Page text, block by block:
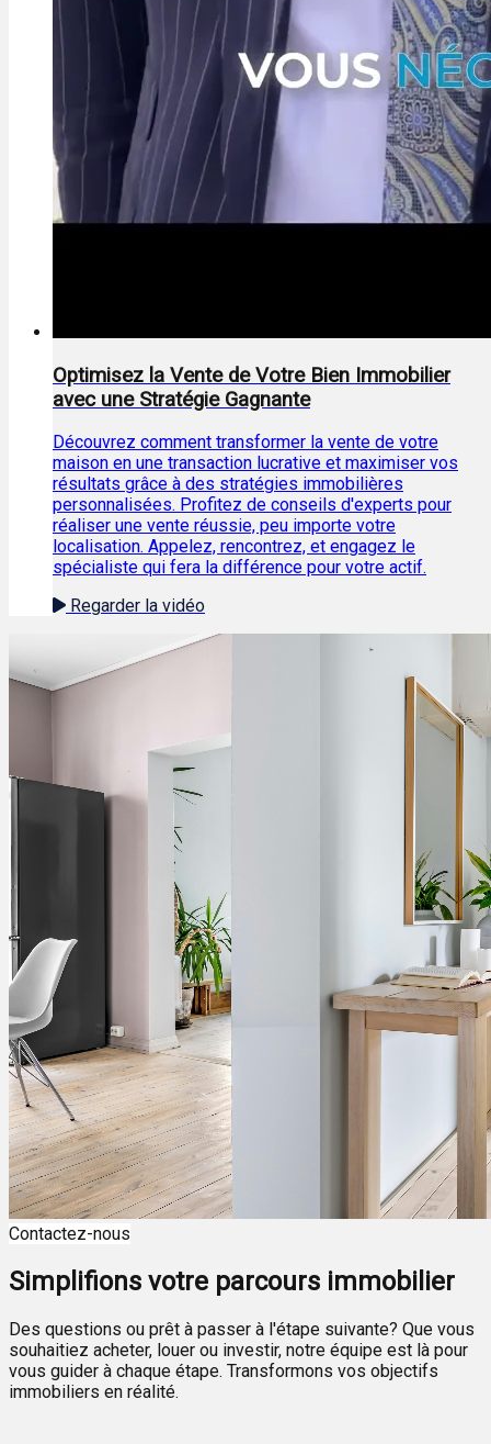
Optimisez la Vente de Votre Bien Immobilier
avec une Stratégie Gagnante
Découvrez comment transformer la vente de votre
maison en une transaction lucrative et maximiser vos
résultats grâce à des stratégies immobilières
personnalisées. Profitez de conseils d'experts pour
réaliser une vente réussie, peu importe votre
localisation. Appelez, rencontrez, et engagez le
spécialiste qui fera la différence pour votre actif.
Regarder la vidéo
Contactez-nous
Simplifions votre parcours immobilier
Des questions ou prêt à passer à l'étape suivante? Que vous
souhaitiez acheter, louer ou investir, notre équipe est là pour
vous guider à chaque étape. Transformons vos objectifs
immobiliers en réalité.